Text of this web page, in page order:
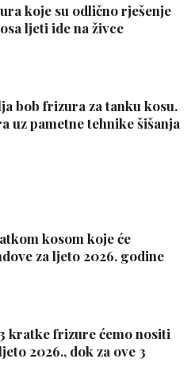
koje su odlično rješenje
ljeti ide na živce
bob frizura za tanku kosu.
uz pametne tehnike šišanja
kosom koje će
za ljeto 2026. godine
kratke frizure ćemo nositi
2026., dok za ove 3